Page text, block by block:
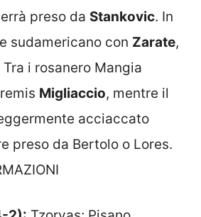
preso da Stankovic. In
sudamericano con Zarate,
Tra i rosanero Mangia
Migliaccio, mentre il
acciaccato
preso da Bertolo o Lores.